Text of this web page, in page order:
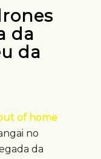
da
da
of home
no
da